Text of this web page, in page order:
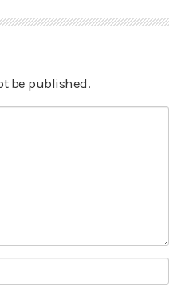
be published.